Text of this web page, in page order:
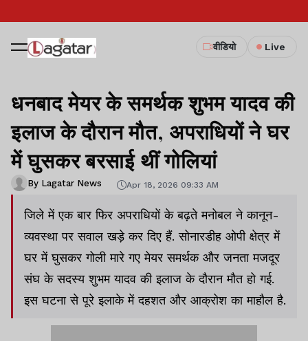
वीडियो Live
धनबाद मेयर के समर्थक शुभम यादव की
इलाज के दौरान मौत, अपराधियों ने घर
में घुसकर बरसाई थीं गोलियां
By Lagatar News Apr 18, 2026 09:33 AM
जिले में एक बार फिर अपराधियों के बढ़ते मनोबल ने कानून-
व्यवस्था पर सवाल खड़े कर दिए हैं. सोनारडीह ओपी क्षेत्र में
घर में घुसकर गोली मारे गए मेयर समर्थक और जनता मजदूर
संघ के सदस्य शुभम यादव की इलाज के दौरान मौत हो गई.
इस घटना से पूरे इलाके में दहशत और आक्रोश का माहौल है.